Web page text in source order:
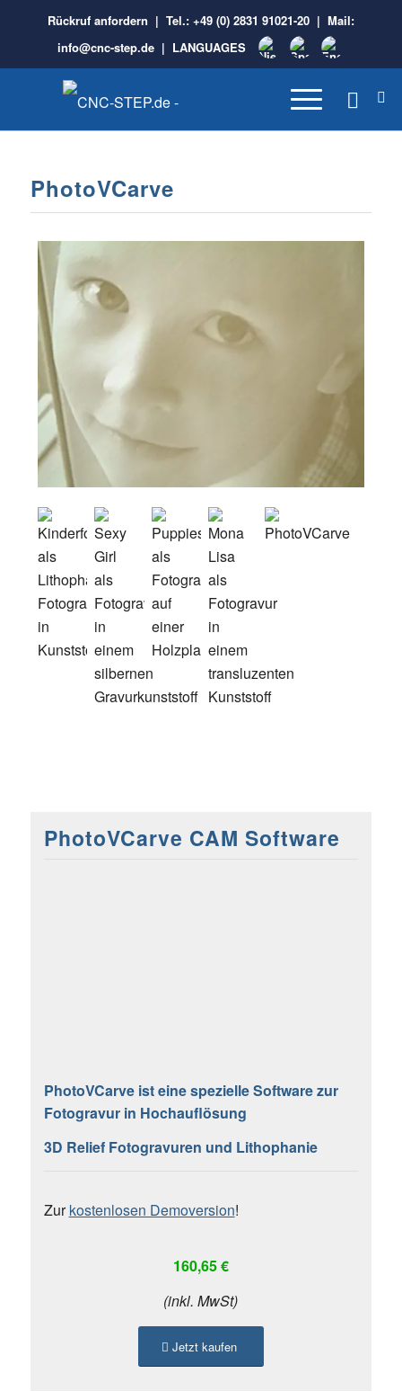
Rückruf anfordern | Tel.: +49 (0) 2831 91021-20| Mail:
info@cnc-step.de | LANGUAGES
PhotoVCarve
PhotoVCarve CAM Software
PhotoVCarve ist eine spezielle Software zur
Fotogravur in Hochauflösung
3D Relief Fotogravuren und Lithophanie
Zurkostenlosen Demoversion!
160,65 €
(inkl. MwSt)
Jetzt kaufen